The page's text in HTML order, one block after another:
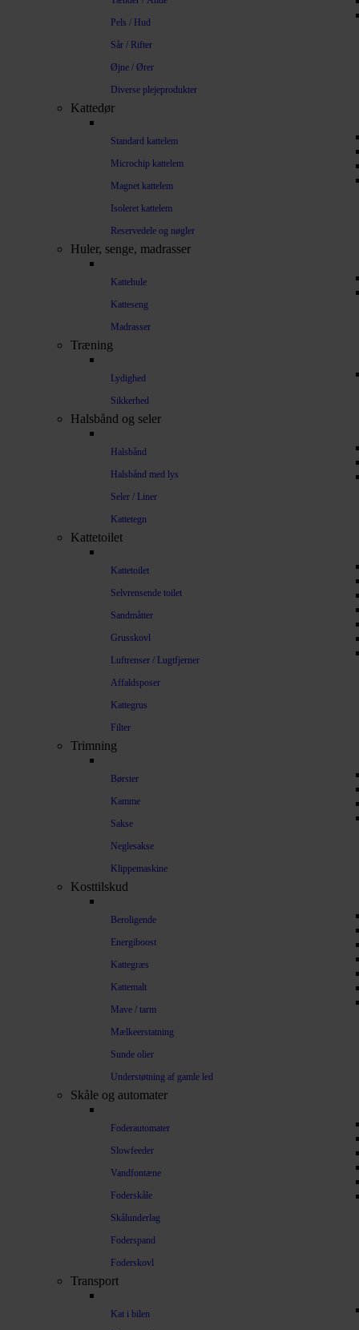
Pels / Hud
Sår / Rifter
Øjne / Ører
Diverse plejeprodukter
Kattedør
Standard kattelem
Microchip kattelem
Magnet kattelem
Isoleret kattelem
Reservedele og nøgler
Huler, senge, madrasser
Kattehule
Katteseng
Madrasser
Træning
Lydighed
Sikkerhed
Halsbånd og seler
Halsbånd
Halsbånd med lys
Seler / Liner
Kattetegn
Kattetoilet
Kattetoilet
Selvrensende toilet
Sandmåtter
Grusskovl
Luftrenser / Lugtfjerner
Affaldsposer
Kattegrus
Filter
Trimning
Børster
Kamme
Sakse
Neglesakse
Klippemaskine
Kosttilskud
Beroligende
Energiboost
Kattegræs
Kattemalt
Mave / tarm
Mælkeerstatning
Sunde olier
Understøtning af gamle led
Skåle og automater
Foderautomater
Slowfeeder
Vandfontæne
Foderskåle
Skålunderlag
Foderspand
Foderskovl
Transport
Kat i bilen